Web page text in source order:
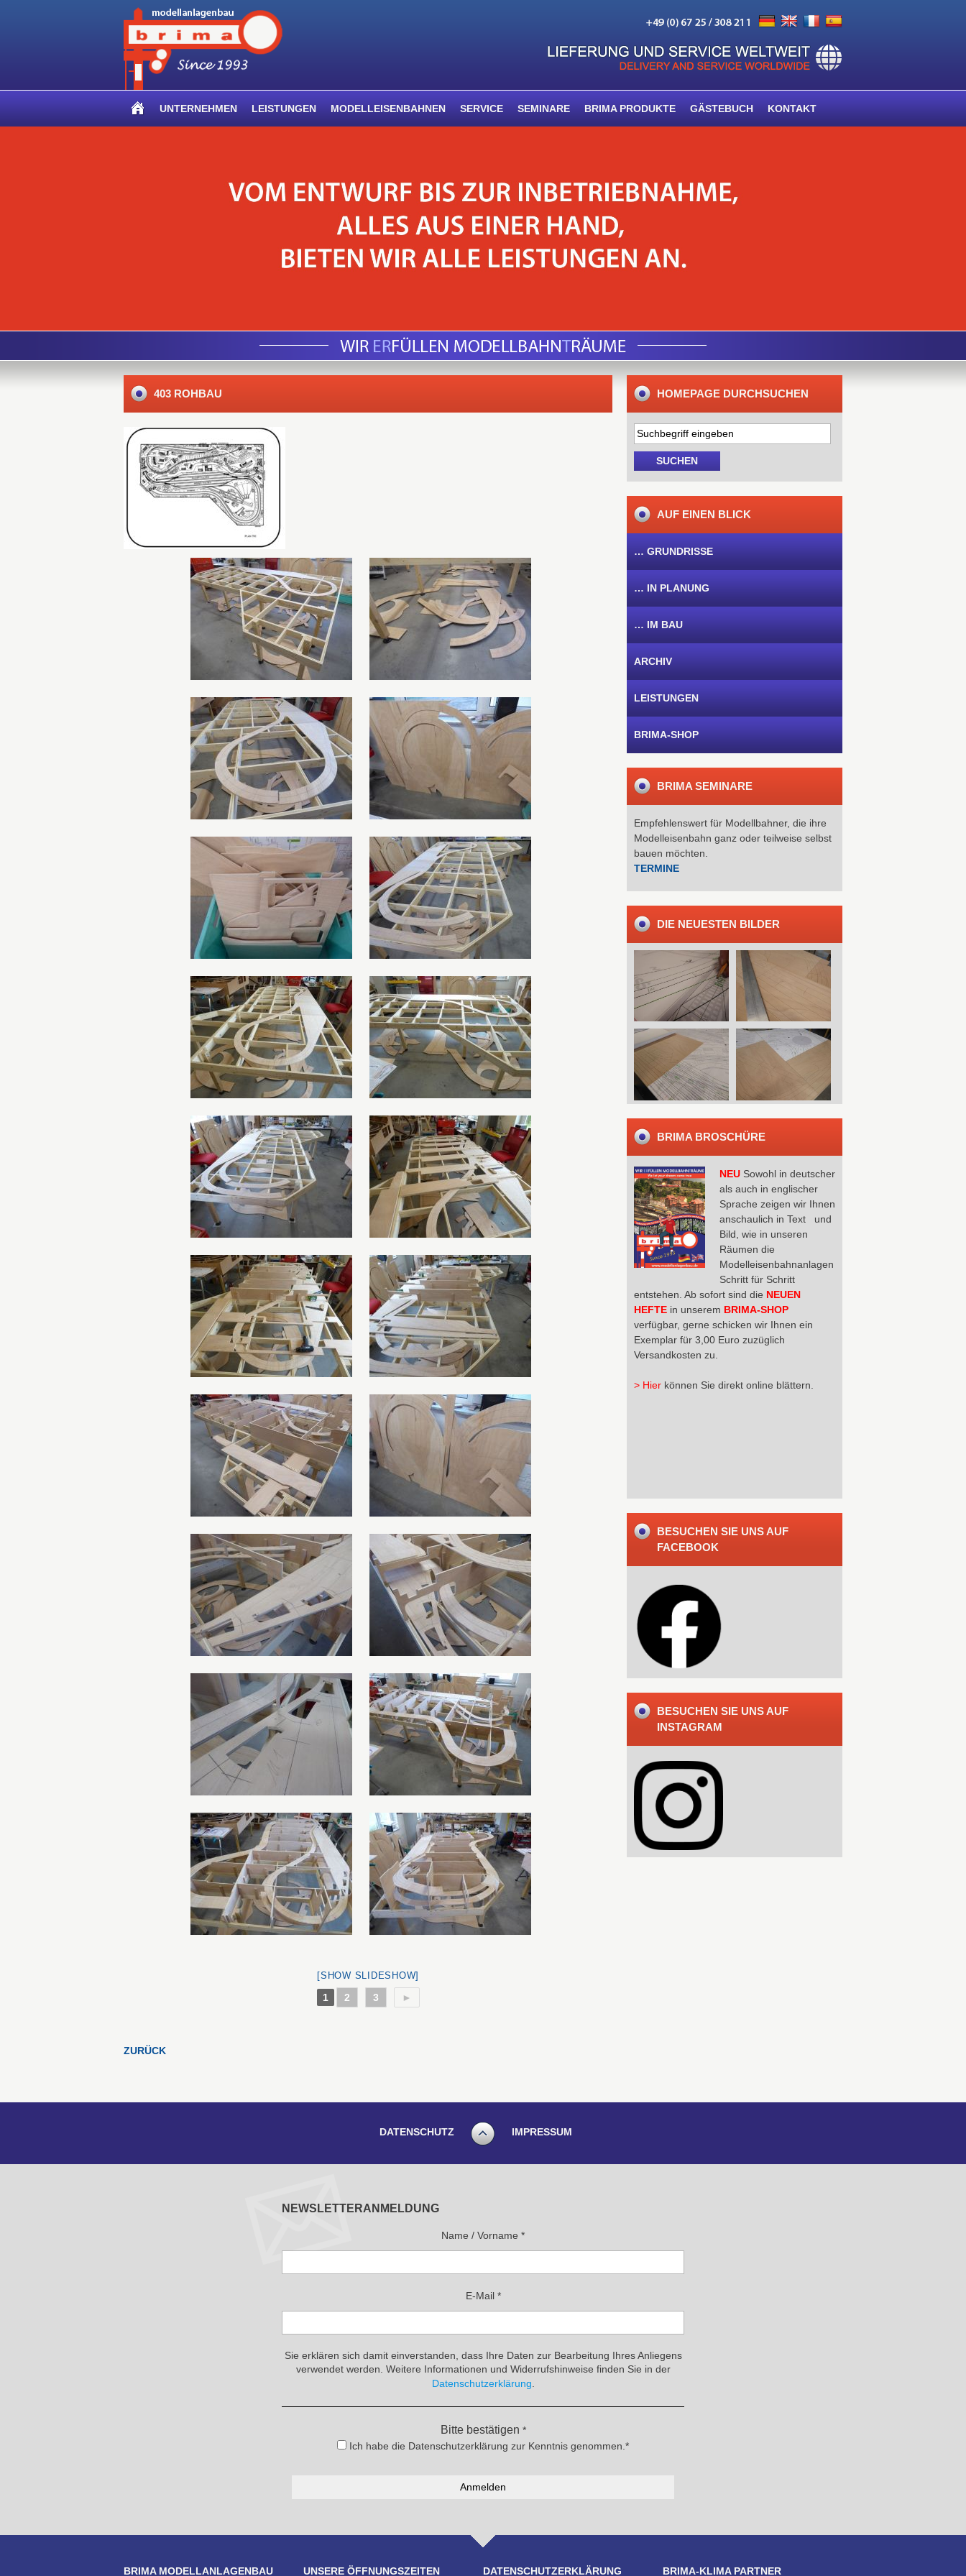
UNTERNEHMEN LEISTUNGEN MODELLEISENBAHNEN SERVICE SEMINARE BRIMA PRODUKTE GÄSTEBUCH KONTAKT
403 ROHBAU
[SHOW SLIDESHOW]
1 2 3 ►
ZURÜCK
HOMEPAGE DURCHSUCHEN
AUF EINEN BLICK
… GRUNDRISSE
… IN PLANUNG
… IM BAU
ARCHIV
LEISTUNGEN
BRIMA-SHOP
BRIMA SEMINARE
Empfehlenswert für Modellbahner, die ihre
Modelleisenbahn ganz oder teilweise selbst
bauen möchten.
TERMINE
DIE NEUESTEN BILDER
BRIMA BROSCHÜRE
NEU Sowohl in deutscher
als auch in englischer
Sprache zeigen wir Ihnen
anschaulich in Text und
Bild, wie in unseren
Räumen die
Modelleisenbahnanlagen
Schritt für Schritt
entstehen. Ab sofort sind die NEUEN
HEFTE in unserem BRIMA-SHOP
verfügbar, gerne schicken wir Ihnen ein
Exemplar für 3,00 Euro zuzüglich
Versandkosten zu.
> Hier können Sie direkt online blättern.
BESUCHEN SIE UNS AUF
FACEBOOK
BESUCHEN SIE UNS AUF
INSTAGRAM
DATENSCHUTZ IMPRESSUM
NEWSLETTERANMELDUNG
Name / Vorname *
E-Mail *
Sie erklären sich damit einverstanden, dass Ihre Daten zur Bearbeitung Ihres Anliegens
verwendet werden. Weitere Informationen und Widerrufshinweise finden Sie in der
Datenschutzerklärung
Bitte bestätigen *
Ich habe die Datenschutzerklärung zur Kenntnis genommen.*
BRIMA MODELLANLAGENBAU UNSERE ÖFFNUNGSZEITEN DATENSCHUTZERKLÄRUNG BRIMA-KLIMA PARTNER